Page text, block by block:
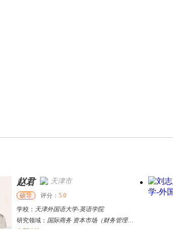
赵君 天津市
硕导 评分： 5.0
学校： 天津外国语大学-英语学院
研究领域： 国际商务 资本市场（财务管理）区域经济
立即咨询